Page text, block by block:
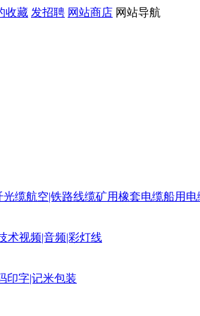
收藏 发招聘 网站商店 网站导航
光缆航空|铁路线缆矿用橡套电缆船用电
术视频|音频|彩灯线
印字|记米包装